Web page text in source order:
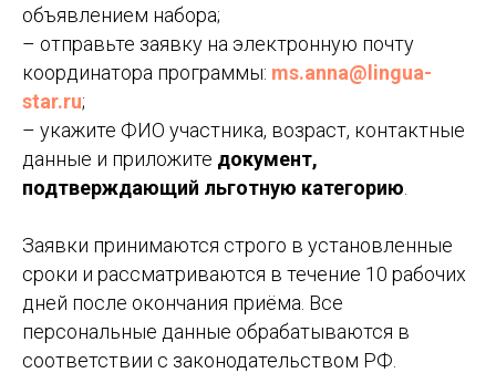
объявлением набора;
– отправьте заявку на электронную почту
координатора программы: ms.anna@lingua-
star.ru;
– укажите ФИО участника, возраст, контактные
данные и приложите документ,
подтверждающий льготную категорию.
Заявки принимаются строго в установленные
сроки и рассматриваются в течение 10 рабочих
дней после окончания приёма. Все
персональные данные обрабатываются в
соответствии с законодательством РФ.